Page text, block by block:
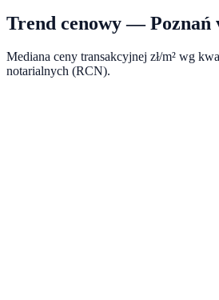
Trend cenowy —Poznań
Mediana ceny transakcyjnej zł/m² wg
notarialnych (RCN).